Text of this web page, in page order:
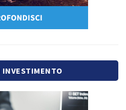
INVESTIMENTO